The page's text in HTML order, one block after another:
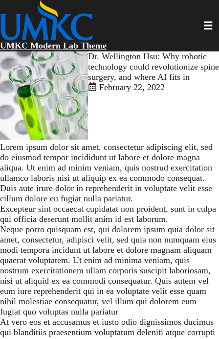
to
content
UMKC Modern Lab Theme
Dr. Wellington Hsu: Why robotic
technology could revolutionize spine
surgery, and where AI fits in
February 22, 2022
Lorem ipsum dolor sit amet, consectetur adipiscing elit, sed
do eiusmod tempor incididunt ut labore et dolore magna
aliqua. Ut enim ad minim veniam, quis nostrud exercitation
ullamco laboris nisi ut aliquip ex ea commodo consequat.
Duis aute irure dolor in reprehenderit in voluptate velit esse
cillum dolore eu fugiat nulla pariatur.
Excepteur sint occaecat cupidatat non proident, sunt in culpa
qui officia deserunt mollit anim id est laborum.
Neque porro quisquam est, qui dolorem ipsum quia dolor sit
amet, consectetur, adipisci velit, sed quia non numquam eius
modi tempora incidunt ut labore et dolore magnam aliquam
quaerat voluptatem. Ut enim ad minima veniam, quis
nostrum exercitationem ullam corporis suscipit laboriosam,
nisi ut aliquid ex ea commodi consequatur. Quis autem vel
eum iure reprehenderit qui in ea voluptate velit esse quam
nihil molestiae consequatur, vel illum qui dolorem eum
fugiat quo voluptas nulla pariatur
At vero eos et accusamus et iusto odio dignissimos ducimus
qui blanditiis praesentium voluptatum deleniti atque corrupti